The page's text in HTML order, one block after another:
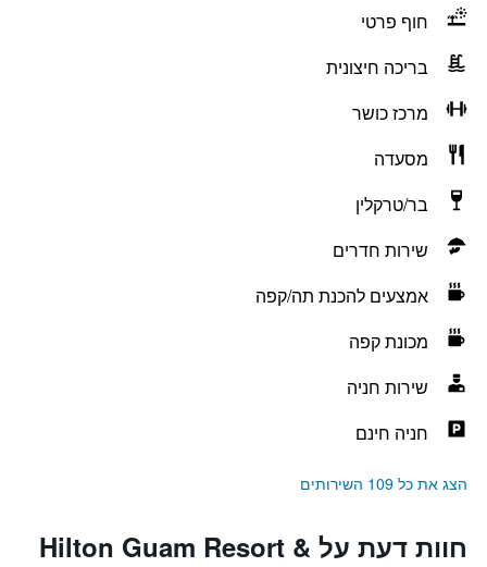
חוף פרטי
בריכה חיצונית
מרכז כושר
מסעדה
בר/טרקלין
שירות חדרים
אמצעים להכנת תה/קפה
מכונת קפה
שירות חניה
חניה חינם
הצג את כל 109 השירותים
חוות דעת על Hilton Guam Resort &